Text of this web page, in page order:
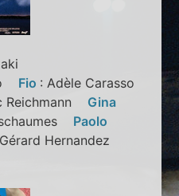
Fio : Adèle Carasso
Reichmann Gina
Paolo
Hernandez